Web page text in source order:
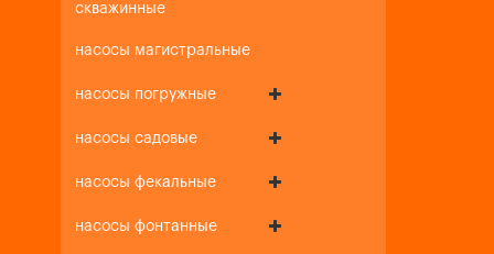
скважинные
насосы магистральные
насосы погружные
насосы садовые
насосы фекальные
насосы фонтанные